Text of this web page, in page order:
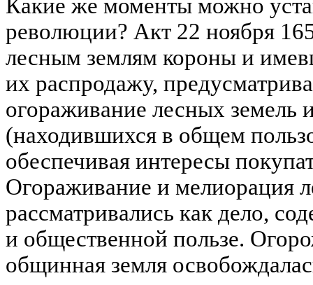
Какие же моменты можно
революции? Акт 22 ноября
лесным землям короны и
их распродажу,
огораживание лесных земель
(находившихся в общем
обеспечивая интересы
Огораживание и мелиорация
рассматривались как дело,
и общественной пользе.
общинная земля